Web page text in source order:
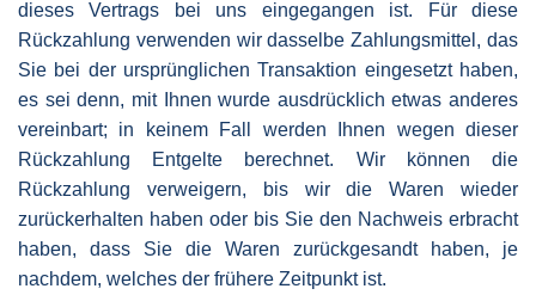
dieses Vertrags bei uns eingegangen ist. Für diese
Rückzahlung verwenden wir dasselbe Zahlungsmittel, das
Sie bei der ursprünglichen Transaktion eingesetzt haben,
es sei denn, mit Ihnen wurde ausdrücklich etwas anderes
vereinbart; in keinem Fall werden Ihnen wegen dieser
Rückzahlung Entgelte berechnet. Wir können die
Rückzahlung verweigern, bis wir die Waren wieder
zurückerhalten haben oder bis Sie den Nachweis erbracht
haben, dass Sie die Waren zurückgesandt haben, je
nachdem, welches der frühere Zeitpunkt ist.